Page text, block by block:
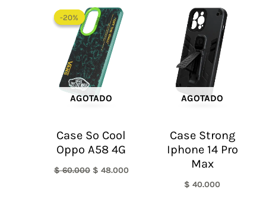
-20%
AGOTADO
-20%
Case So Cool
Oppo A58 4G
$60.000
precio
original
era:
$ 60.000.
$ 48.000
AGOTADO
Case Strong
Iphone 14 Pro
Max
$ 40.000